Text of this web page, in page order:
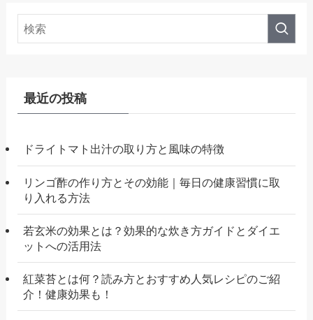
最近の投稿
ドライトマト出汁の取り方と風味の特徴
リンゴ酢の作り方とその効能｜毎日の健康習慣に取
り入れる方法
若玄米の効果とは？効果的な炊き方ガイドとダイエ
ットへの活用法
紅菜苔とは何？読み方とおすすめ人気レシピのご紹
介！健康効果も！